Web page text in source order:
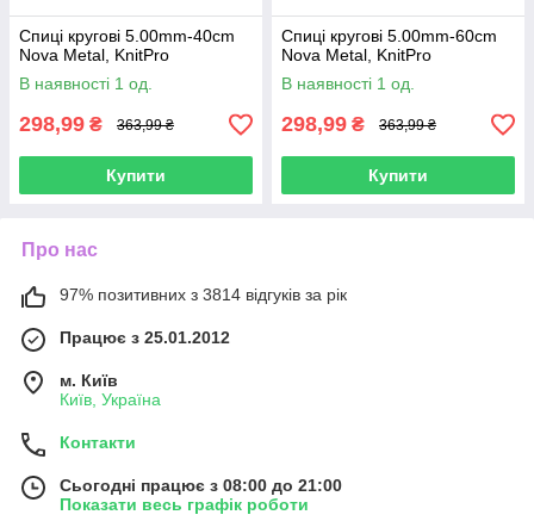
Спиці кругові 5.00mm-40cm
Nova Metal, KnitPro
В наявності 1 од.
298,99 ₴ 363,99 ₴
Купити
Спиці кругові 5.00mm-60cm
Nova Metal, KnitPro
В наявності 1 од.
298,99 ₴ 363,99 ₴
Купити
Про нас
97% позитивних з 3814 відгуків за рік
Працює з 25.01.2012
м. Київ
Київ, Україна
Контакти
Сьогодні працює з 08:00 до 21:00
Показати весь графік роботи